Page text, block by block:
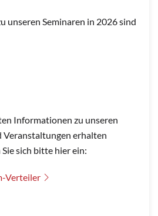
unseren Seminaren in 2026 sind
Informationen zu unseren
Veranstaltungen erhalten
sich bitte hier ein:
Verteiler